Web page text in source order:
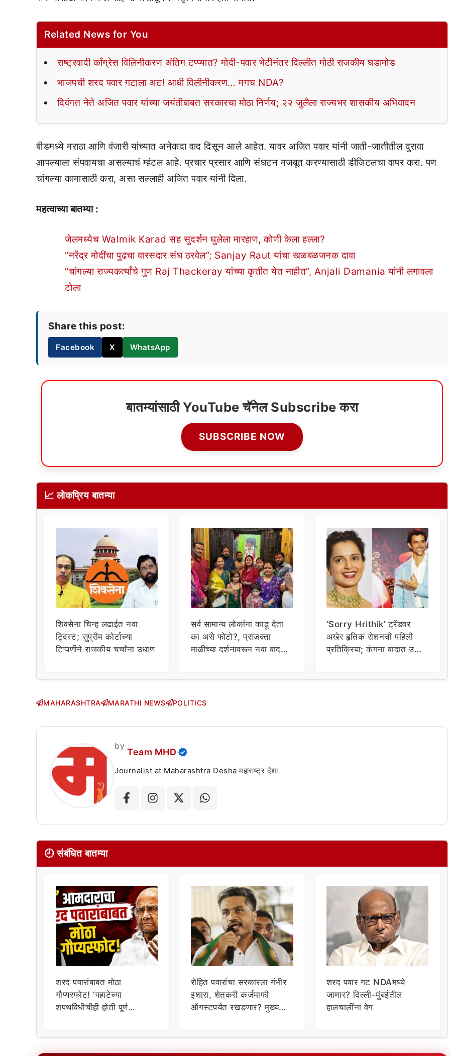
Related News for You
राष्ट्रवादी काँग्रेस विलिनीकरण अंतिम टप्प्यात? मोदी-पवार भेटीनंतर दिल्लीत मोठी राजकीय घडामोड
भाजपची शरद पवार गटाला अट! आधी विलीनीकरण… मगच NDA?
दिवंगत नेते अजित पवार यांच्या जयंतीबाबत सरकारचा मोठा निर्णय; २२ जुलैला राज्यभर शासकीय अभिवादन
बीडमध्ये मराठा आणि वंजारी यांच्यात अनेकदा वाद दिसून आले आहेत. यावर अजित पवार यांनी जाती-जातीतील दुरावा
आपल्याला संपवायचा असल्याचं म्हंटल आहे. प्रचार प्रसार आणि संघटन मजबूत करण्यासाठी डीजिटलचा वापर करा. पण
चांगल्या कामासाठी करा, असा सल्लाही अजित पवार यांनी दिला.
महत्वाच्या बातम्या :
जेलमध्येच Walmik Karad सह सुदर्शन घुलेला मारहाण, कोणी केला हल्ला?
“नरेंद्र मोदींचा पुढचा वारसदार संघ ठरवेल”; Sanjay Raut यांचा खळबळजनक दावा
“चांगल्या राज्यकर्त्यांचे गुण Raj Thackeray यांच्या कृतीत येत नाहीत”, Anjali Damania यांनी लगावला
टोला
Share this post:
Facebook X WhatsApp
बातम्यांसाठी YouTube चॅनेल Subscribe करा
SUBSCRIBE NOW
📈 लोकप्रिय बातम्या
शिवसेना चिन्ह लढाईत नवा
ट्विस्ट; सुप्रीम कोर्टाच्या
टिप्पणीने राजकीय चर्चांना उधाण
सर्व सामान्य लोकांना काढू देता
का असे फोटो?, प्राजक्ता
माळीच्या दर्शनावरून नवा वाद;
‘Sorry Hrithik’ ट्रेंडवर
अखेर हृतिक रोशनची पहिली
प्रतिक्रिया; कंगना वादात उडी
MAHARASHTRA MARATHI NEWS POLITICS
by
Team MHD
Journalist at Maharashtra Desha महाराष्ट्र देशा
🕘 संबंधित बातम्या
शरद पवारांबाबत मोठा
गौप्यस्फोट! ‘पहाटेच्या
शपथविधीचीही होती पूर्ण
रोहित पवारांचा सरकारला गंभीर
इशारा, शेतकरी कर्जमाफी
ऑगस्टपर्यंत रखडणार? मुख्य
शरद पवार गट NDAमध्ये
जाणार? दिल्ली-मुंबईतील
हालचालींना वेग